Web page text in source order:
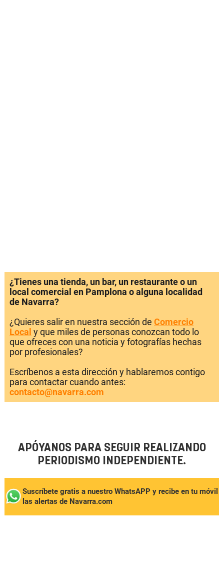
¿Tienes una tienda, un bar, un restaurante o un
local comercial en Pamplona o alguna localidad
de Navarra?
¿Quieres salir en nuestra sección de Comercio
Local y que miles de personas conozcan todo lo
que ofreces con una noticia y fotografías hechas
por profesionales?
Escríbenos a esta dirección y hablaremos contigo
para contactar cuando antes:
contacto@navarra.com
APÓYANOS PARA SEGUIR REALIZANDO
PERIODISMO INDEPENDIENTE.
Suscríbete gratis a nuestro WhatsAPP y recibe en tu móvil
las alertas de Navarra.com